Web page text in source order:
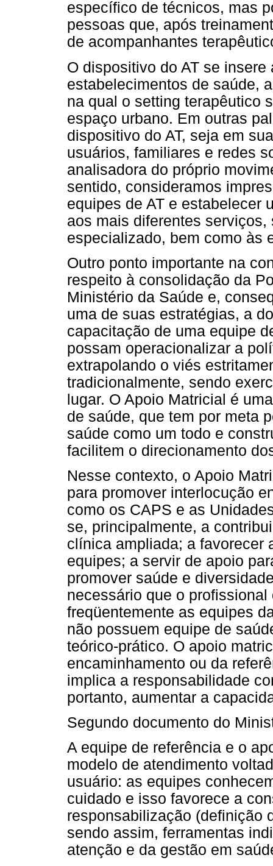
específico de técnicos, mas
pessoas que, após
de acompanhantes
O dispositivo do AT se
estabelecimentos de saúde,
na qual o setting terapêutico
espaço urbano. Em outras
dispositivo do AT, seja em
usuários, familiares e redes
analisadora do próprio
sentido, consideramos
equipes de AT e estabelecer
aos mais diferentes
especializado, bem como às
Outro ponto importante na
respeito à consolidação da
Ministério da Saúde e,
uma de suas estratégias, a
capacitação de uma equipe
possam operacionalizar a
extrapolando o viés
tradicionalmente, sendo
lugar. O Apoio Matricial é
de saúde, que tem por meta
saúde como um todo e
facilitem o direcionamento
Nesse contexto, o Apoio
para promover interlocução
como os CAPS e as
se, principalmente, a
clínica ampliada; a favorecer
equipes; a servir de apoio
promover saúde e
necessário que o
freqüentemente as equipes
não possuem equipe de
teórico-prático. O apoio
encaminhamento ou da
implica a responsabilidade
portanto, aumentar a
Segundo documento do
A equipe de referência e o
modelo de atendimento
usuário: as equipes
cuidado e isso favorece a
responsabilização (definição
sendo assim, ferramentas
atenção e da gestão em